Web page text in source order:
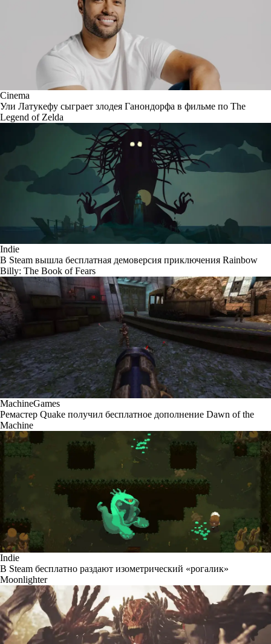
Cinema
Ули Латукефу сыграет злодея Ганондорфа в фильме по The
Legend of Zelda
Indie
В Steam вышла бесплатная демоверсия приключения Rainbow
Billy: The Book of Fears
MachineGames
Ремастер Quake получил бесплатное дополнение Dawn of the
Machine
Indie
В Steam бесплатно раздают изометрический «рогалик»
Moonlighter